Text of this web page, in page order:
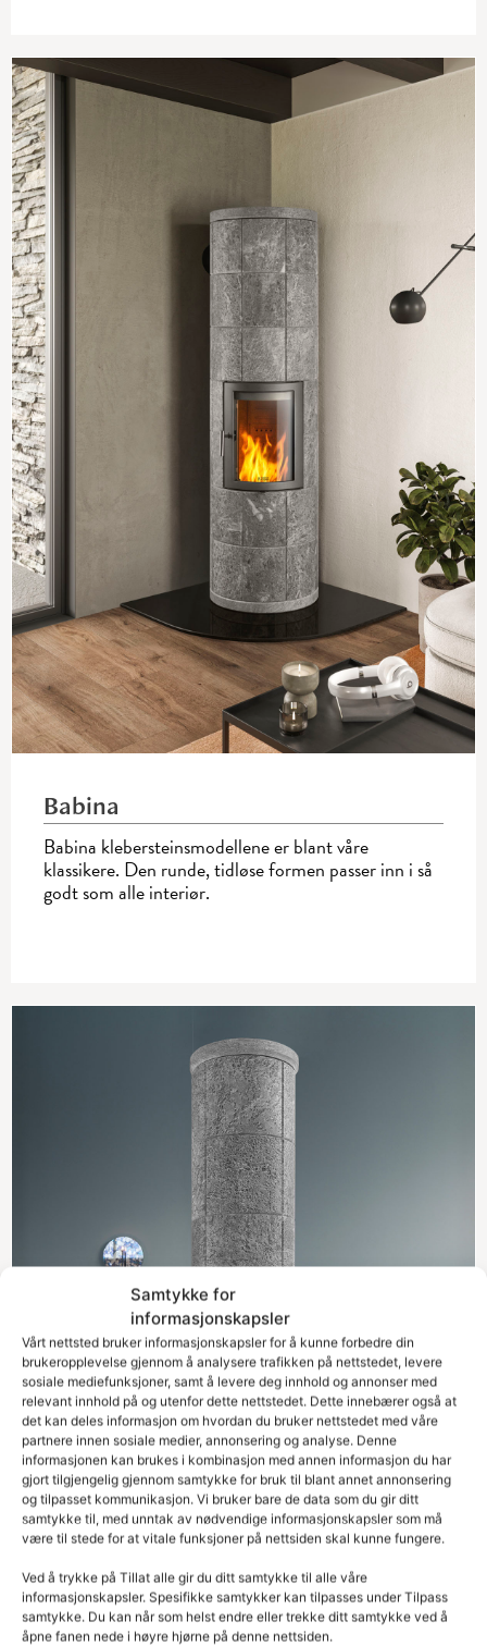
Samtykke for
informasjonskapsler
Vårt nettsted bruker informasjonskapsler for å kunne forbedre din
brukeropplevelse gjennom å analysere trafikken på nettstedet, levere
sosiale mediefunksjoner, samt å levere deg innhold og annonser med
relevant innhold på og utenfor dette nettstedet. Dette innebærer også at
det kan deles informasjon om hvordan du bruker nettstedet med våre
partnere innen sosiale medier, annonsering og analyse. Denne
informasjonen kan brukes i kombinasjon med annen informasjon du har
gjort tilgjengelig gjennom samtykke for bruk til blant annet annonsering
og tilpasset kommunikasjon. Vi bruker bare de data som du gir ditt
samtykke til, med unntak av nødvendige informasjonskapsler som må
være til stede for at vitale funksjoner på nettsiden skal kunne fungere.
Ved å trykke på Tillat alle gir du ditt samtykke til alle våre
informasjonskapsler. Spesifikke samtykker kan tilpasses under Tilpass
samtykke. Du kan når som helst endre eller trekke ditt samtykke ved å
åpne fanen nede i høyre hjørne på denne nettsiden.
Babina
Babina klebersteinsmodellene er blant våre
klassikere. Den runde, tidløse formen passer inn i så
godt som alle interiør.